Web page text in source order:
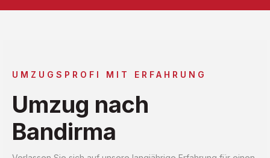
UMZUGSPROFI MIT ERFAHRUNG
Umzug nach
Bandirma